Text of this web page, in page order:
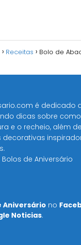
Receitas
Bolo de
é dedicado
dicas sobre
e o recheio, além de
decorativas
de Aniversário
Aniversário no
Noticias.